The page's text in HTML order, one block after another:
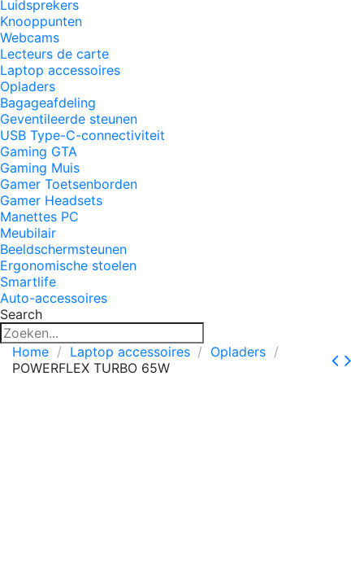
Luidsprekers
Knooppunten
Webcams
Lecteurs de carte
Laptop accessoires
Opladers
Bagageafdeling
Geventileerde steunen
USB Type-C-connectiviteit
Gaming GTA
Gaming Muis
Gamer Toetsenborden
Gamer Headsets
Manettes PC
Meubilair
Beeldschermsteunen
Ergonomische stoelen
Smartlife
Auto-accessoires
Search
Home Laptop accessoires
Opladers
POWERFLEX TURBO 65W